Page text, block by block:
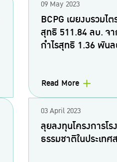
09 May 2023
BCPG เผยงบรวมไ
สุทธิ 511.84 ลบ. จ
กำไรสุทธิ 1.36 พัน
Read More
03 April 2023
ลุยลงทุนโครงการโ
ธรรมชาติในประเทศ